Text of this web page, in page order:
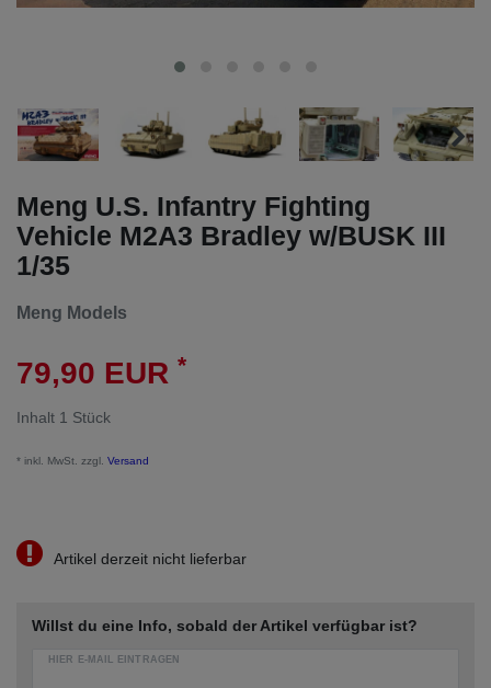
Meng U.S. Infantry Fighting
Vehicle M2A3 Bradley w/BUSK III
1/35
Meng Models
79,90 EUR *
Inhalt 1 Stück
* inkl. MwSt. zzgl. Versand
Artikel derzeit nicht lieferbar
Willst du eine Info, sobald der Artikel verfügbar ist?
HIER E-MAIL EINTRAGEN